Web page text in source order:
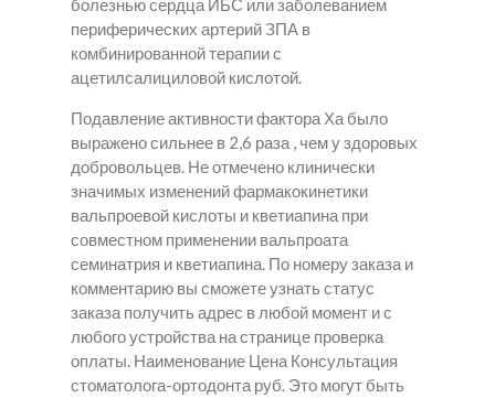
болезнью сердца ИБС или заболеванием
периферических артерий ЗПА в
комбинированной терапии с
ацетилсалициловой кислотой.
Подавление активности фактора Ха было
выражено сильнее в 2,6 раза , чем у здоровых
добровольцев. Не отмечено клинически
значимых изменений фармакокинетики
вальпроевой кислоты и кветиапина при
совместном применении вальпроата
семинатрия и кветиапина. По номеру заказа и
комментарию вы сможете узнать статус
заказа получить адрес в любой момент и с
любого устройства на странице проверка
оплаты. Наименование Цена Консультация
стоматолога-ортодонта руб. Это могут быть